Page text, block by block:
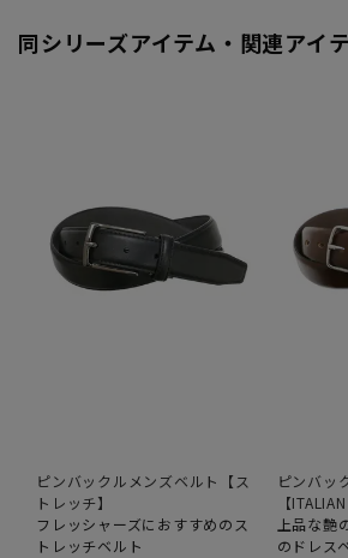
同シリーズアイテム・関連アイ
ピンバックルメンズベルト【ス
トレッチ】
フレッシャーズにおすすめのス
トレッチベルト
ピンバッ
【
上品な艶
のドレス